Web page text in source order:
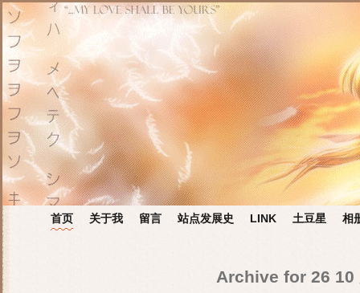
首页 关于我 留言 站点发展史 LINK 土豆星 相
Archive for 26 10